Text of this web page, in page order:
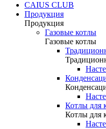
CAIUS CLUB
Продукция
Продукция
Газовые котлы
Газовые котлы
Котлы для
Котлы для